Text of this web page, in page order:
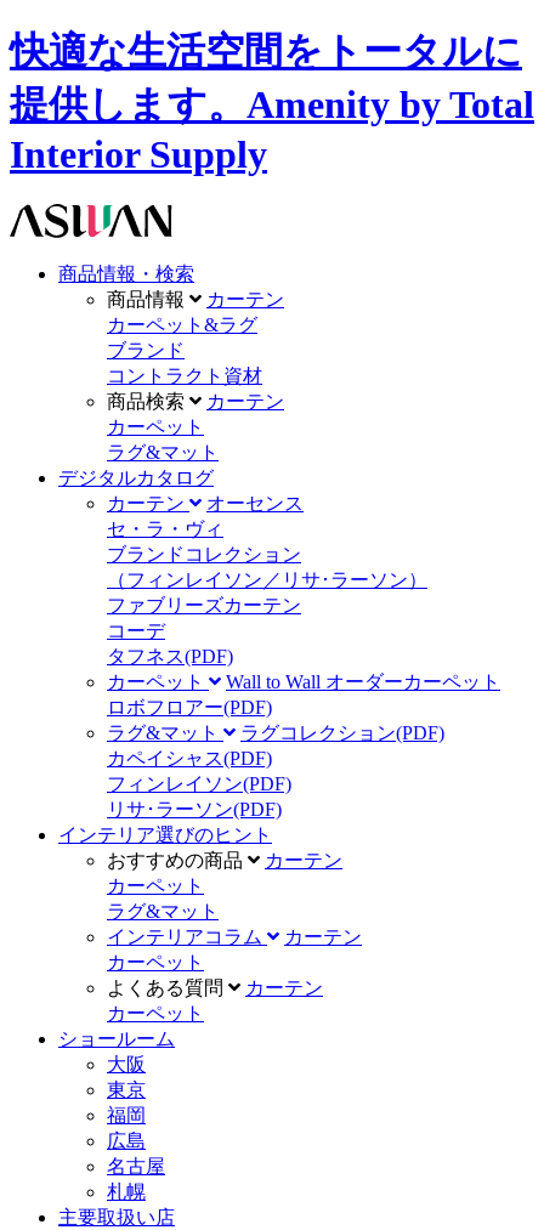
快適な生活空間をトータルに
提供します。Amenity by Total
Interior Supply
商品情報・検索
商品情報
カーテン
カーペット&ラグ
ブランド
コントラクト資材
商品検索
カーテン
カーペット
ラグ&マット
デジタルカタログ
カーテン
オーセンス
セ・ラ・ヴィ
ブランドコレクション
（フィンレイソン／リサ･ラーソン）
ファブリーズカーテン
コーデ
タフネス(PDF)
カーペット
Wall to Wall オーダーカーペット
ロボフロアー(PDF)
ラグ&マット
ラグコレクション(PDF)
カペイシャス(PDF)
フィンレイソン(PDF)
リサ･ラーソン(PDF)
インテリア選びのヒント
おすすめの商品
カーテン
カーペット
ラグ&マット
インテリアコラム
カーテン
カーペット
よくある質問
カーテン
カーペット
ショールーム
大阪
東京
福岡
広島
名古屋
札幌
主要取扱い店